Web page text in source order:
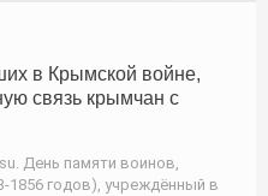
в Крымской войне,
связь крымчан с
День памяти воинов,
1856 годов), учреждённый в